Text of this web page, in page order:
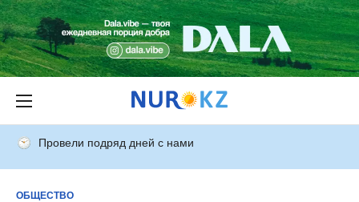
Провели подряд дней с нами
ОБЩЕСТВО